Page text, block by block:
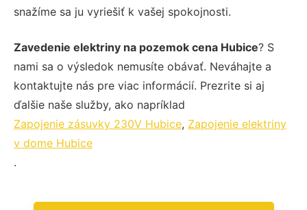
snažíme sa ju vyriešiť k vašej spokojnosti.
Zavedenie elektriny na pozemok cena Hubice? S
nami sa o výsledok nemusíte obávať. Neváhajte a
kontaktujte nás pre viac informácií. Prezrite si aj
ďalšie naše služby, ako napríklad
Zapojenie zásuvky 230V Hubice, Zapojenie elektriny
v dome Hubice
.